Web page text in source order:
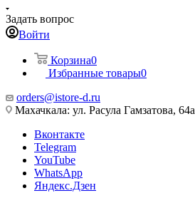
Задать вопрос
Войти
Корзина0
Избранные товары0
orders@istore-d.ru
Махачкала: ул. Расула Гамзатова, 64а
Вконтакте
Telegram
YouTube
WhatsApp
Яндекс.Дзен